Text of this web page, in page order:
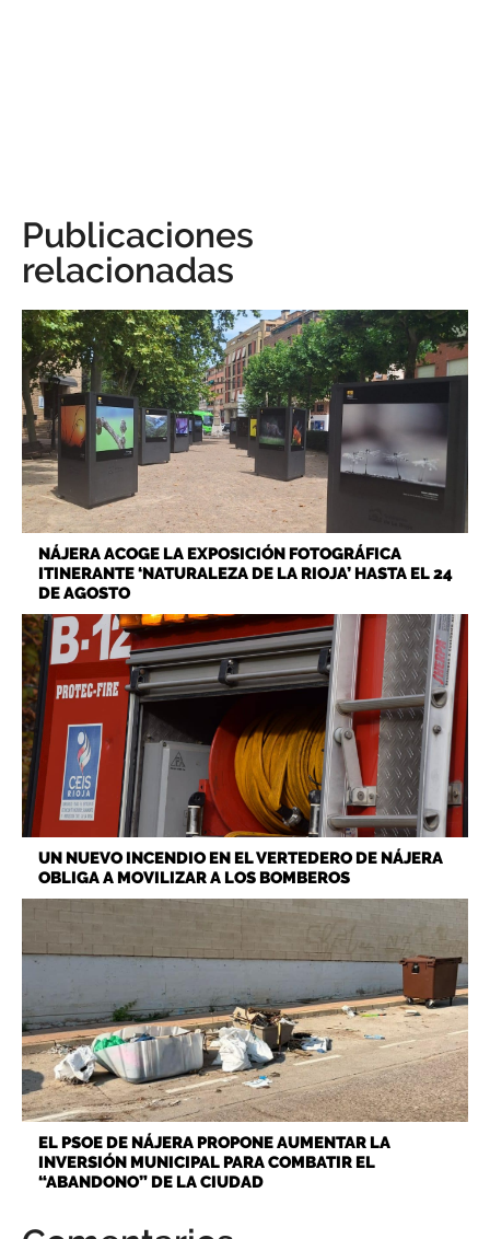
Publicaciones
relacionadas
NÁJERA ACOGE LA EXPOSICIÓN FOTOGRÁFICA
ITINERANTE ‘NATURALEZA DE LA RIOJA’ HASTA EL 24
DE AGOSTO
UN NUEVO INCENDIO EN EL VERTEDERO DE NÁJERA
OBLIGA A MOVILIZAR A LOS BOMBEROS
EL PSOE DE NÁJERA PROPONE AUMENTAR LA
INVERSIÓN MUNICIPAL PARA COMBATIR EL
“ABANDONO” DE LA CIUDAD